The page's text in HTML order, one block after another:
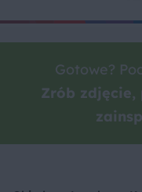
Gotowe?
Zrób